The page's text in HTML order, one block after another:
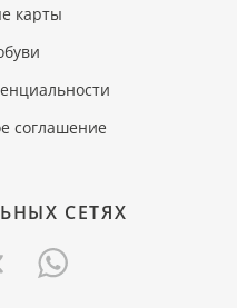
карты
соглашение
СЕТЯХ